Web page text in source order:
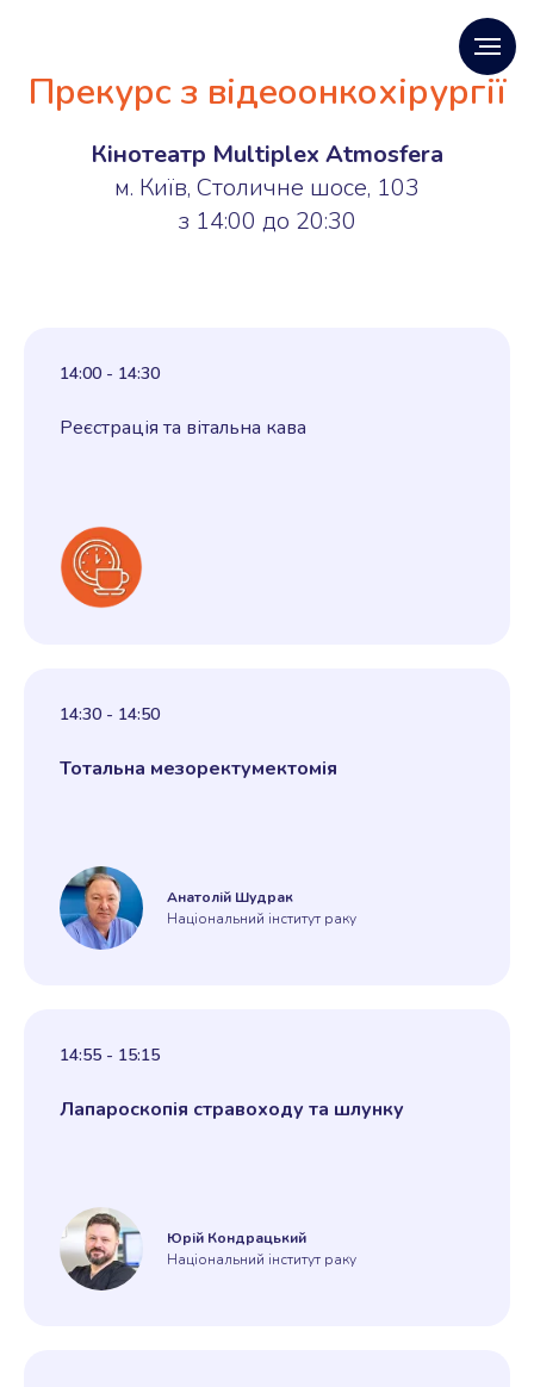
Прекурс з відеоонкохірургії
Кінотеатр Multiplex Atmosfera
м. Київ, Столичне шосе, 103
з 14:00 до 20:30
14:00 - 14:30
Реєстрація та вітальна кава
14:30 - 14:50
Тотальна мезоректумектомія
Анатолій Шудрак
Національний інститут раку
14:55 - 15:15
Лапароскопія стравоходу та шлунку
Юрій Кондрацький
Національний інститут раку